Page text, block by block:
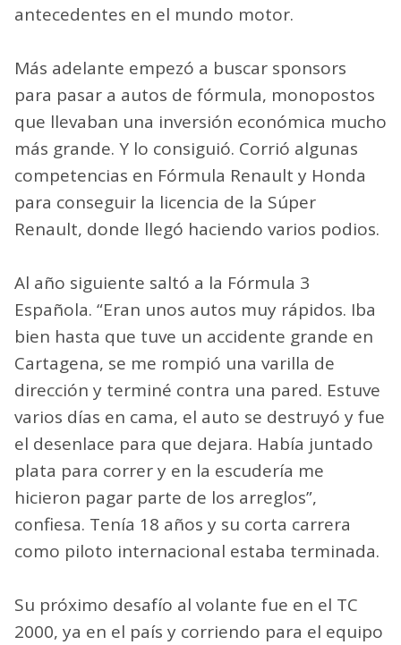
antecedentes en el mundo motor.
Más adelante empezó a buscar sponsors
para pasar a autos de fórmula, monopostos
que llevaban una inversión económica mucho
más grande. Y lo consiguió. Corrió algunas
competencias en Fórmula Renault y Honda
para conseguir la licencia de la Súper
Renault, donde llegó haciendo varios podios.
Al año siguiente saltó a la Fórmula 3
Española. “Eran unos autos muy rápidos. Iba
bien hasta que tuve un accidente grande en
Cartagena, se me rompió una varilla de
dirección y terminé contra una pared. Estuve
varios días en cama, el auto se destruyó y fue
el desenlace para que dejara. Había juntado
plata para correr y en la escudería me
hicieron pagar parte de los arreglos”,
confiesa. Tenía 18 años y su corta carrera
como piloto internacional estaba terminada.
Su próximo desafío al volante fue en el TC
2000, ya en el país y corriendo para el equipo